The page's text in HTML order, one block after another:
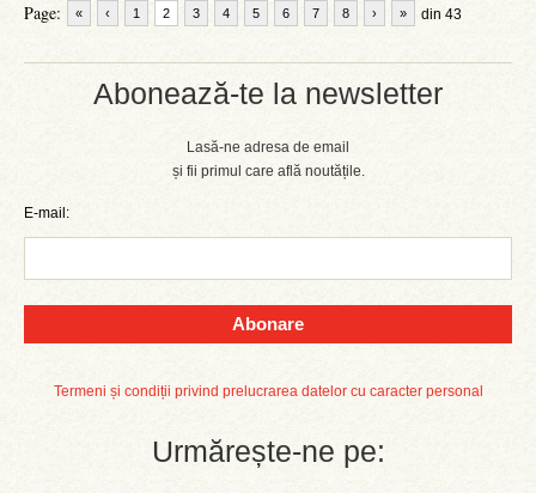
Abonează-te la newsletter
Lasă-ne adresa de email
și fii primul care află noutățile.
E-mail:
Abonare
Termeni și condiții privind prelucrarea datelor cu caracter personal
Urmărește-ne pe:
Page: « ‹ 1 2 3 4 5 6 7 8 din 43
› »